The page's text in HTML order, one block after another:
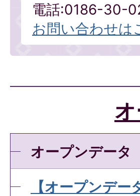
電話:0186-30-
お問い合わせは
オープンデータ
【オープンデ